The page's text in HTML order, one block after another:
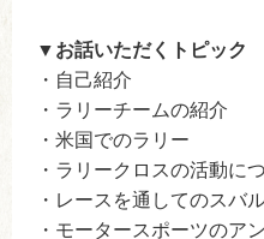
▼お話いただくトピック
・自己紹介
・ラリーチームの紹介
・米国でのラリー
・ラリークロスの活動に
・レースを通してのスバ
・モータースポーツのア